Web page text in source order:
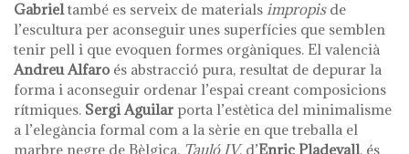
Gabrieltambé es serveix de materials impropisde
l’escultura per aconseguir unes superfícies que semblen
tenir pell i que evoquen formes orgàniques. El valencià
Andreu Alfaro és abstracció pura, resultat de depurar la
forma i aconseguir ordenar l’espai creant composicions
rítmiques. Sergi Aguilar porta l’estètica del minimalisme
a l’elegància formal com a la sèrie en que treballa el
marbre negre de Bèlgica. Tauló IV, d’Enric Pladevall, és